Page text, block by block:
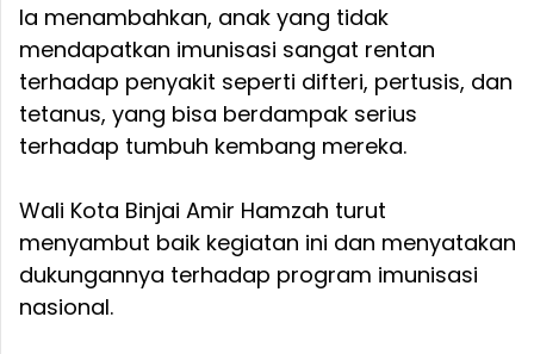
Ia menambahkan, anak yang tidak
mendapatkan imunisasi sangat rentan
terhadap penyakit seperti difteri, pertusis, dan
tetanus, yang bisa berdampak serius
terhadap tumbuh kembang mereka.
Wali Kota Binjai Amir Hamzah turut
menyambut baik kegiatan ini dan menyatakan
dukungannya terhadap program imunisasi
nasional.